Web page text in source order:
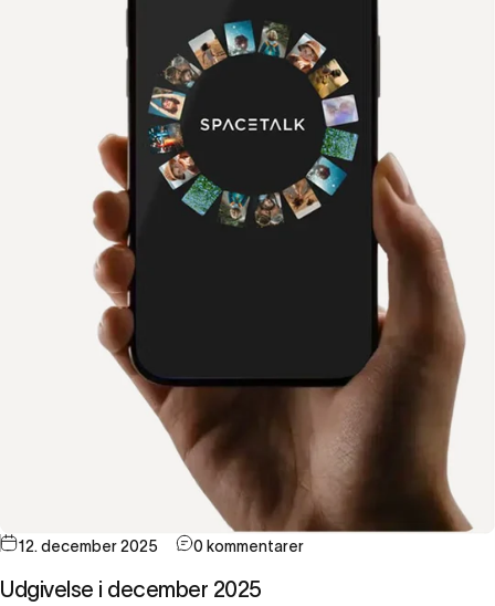
12. december 2025 0 kommentarer
Udgivelse i december 2025